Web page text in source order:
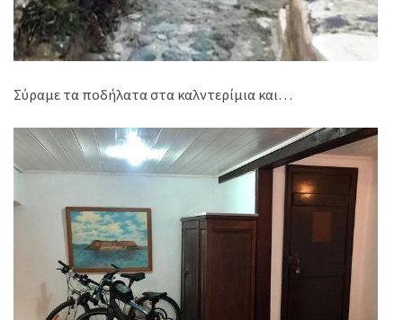
Σύραμε τα ποδήλατα στα καλντερίμια και…